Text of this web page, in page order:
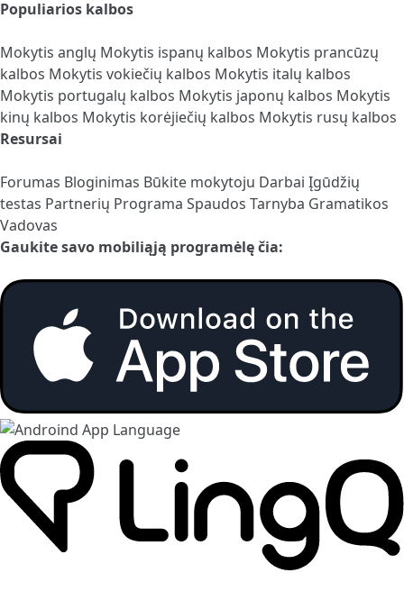
Populiarios kalbos
Mokytis anglų Mokytis ispanų kalbos Mokytis prancūzų
kalbos Mokytis vokiečių kalbos Mokytis italų kalbos
Mokytis portugalų kalbos Mokytis japonų kalbos Mokytis
kinų kalbos Mokytis korėjiečių kalbos Mokytis rusų kalbos
Resursai
Forumas Bloginimas Būkite mokytoju Darbai Įgūdžių
testas Partnerių Programa Spaudos Tarnyba Gramatikos
Vadovas
Gaukite savo mobiliąją programėlę čia: